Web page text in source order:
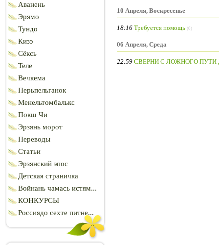
Аванень
Эрямо
Тундо
Кизэ
Сёксь
Теле
Вечкема
Перьпельганок
Менельтомбалькс
Покш Чи
Эрзянь морот
Переводы
Статьи
Эрзянский эпос
Детская страничка
Войнань чамась истям...
КОНКУРСЫ
Россиядо сехте питне...
10 Апреля, Воскресенье
18:16 Требуется помощь (0)
06 Апреля, Среда
22:59 СВЕРНИ С ЛОЖНОГО ПУТИ